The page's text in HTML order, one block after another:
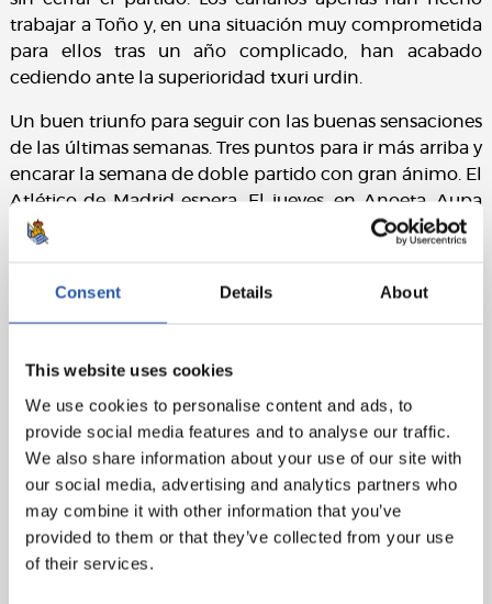
Consent Details About
This website uses cookies
We use cookies to personalise content and ads, to
provide social media features and to analyse our traffic.
We also share information about your use of our site with
our social media, advertising and analytics partners who
may combine it with other information that you’ve
provided to them or that they’ve collected from your use
of their services.
trabajar a Toño y, en una situación muy comprometida
para ellos tras un año complicado, han acabado
cediendo ante la superioridad txuri urdin.
Un buen triunfo para seguir con las buenas sensaciones
de las últimas semanas. Tres puntos para ir más arriba y
encarar la semana de doble partido con gran ánimo. El
Atlético de Madrid espera. El jueves, en Anoeta. Aupa
Real.
min.65), Ezekiel (Jairo, min.71), Etebo, Javi Castellano,
Halilovic Y Erik Exposito.
Real Sociedad: T. Ramírez, Aritz, Llorente R., Raúl
Navas, Rodrigues, Illarra, Zurutuza (Zubeldia, min.75),
Canales, Oyarzabal, Januzaj (Juanmi, min.82) y Willian
J. (Agirretxe, min.68)
Gol: 0-1: Oyarzabal, min.21.